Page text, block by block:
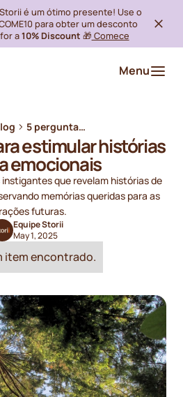
Storii é um ótimo presente! Use o
para obter um desconto
a10% Discount 🎁 Comece
Menu
5 perguntas para estimular histórias de vida emocionais
estimular histórias
emocionais
que revelam histórias de
memórias queridas para as
futuras.
Equipe Storii
May 1, 2025
item encontrado.